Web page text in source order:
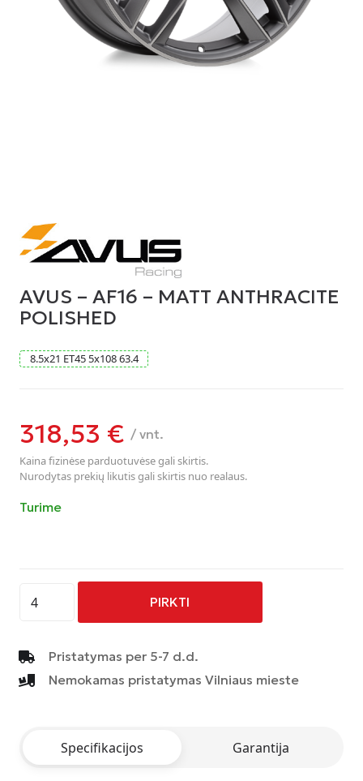
AVUS – AF16 – MATT ANTHRACITE
POLISHED
8.5x21 ET45 5x10863.4
318,53 € / vnt.
Kaina fizinėse parduotuvėse gali skirtis.
Nurodytas prekių likutis gali skirtis nuo realaus.
Turime
kiekis:
-
AF16
-
POLISHED
PIRKTI
Pristatymas per 5-7 d.d.
Nemokamas pristatymas Vilniaus mieste
Specifikacijos Garantija